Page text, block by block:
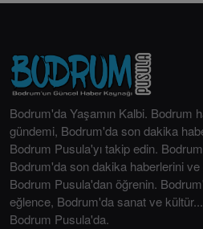
Bodrum'da Yaşamın Kalbi. Bodrum
gündemi, Bodrum'da son dakika
Bodrum Pusula'yı takip edin.
Bodrum'da son dakika haberlerini
Bodrum Pusula'dan öğrenin.
eğlence, Bodrum'da sanat ve
Bodrum Pusula'da.